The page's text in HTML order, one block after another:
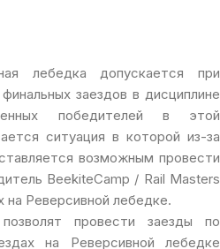
лебедка допускается при
заездов в дисциплине
победителей в этой
ситуация в которой из-за
возможным провести
BeekiteCamp / Rail Masters
на Реверсивной лебедке.
провести заезды по
на Реверсивной лебедке